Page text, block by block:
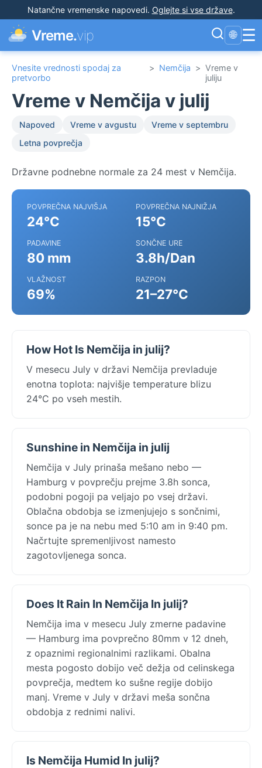
Natančne vremenske napovedi. Oglejte si vse države.
Vreme.vip 🌐 ☰
Vnesite vrednosti spodaj za
pretvorbo
> Nemčija > Vreme v
juliju
Vreme v Nemčija v julij
Napoved Vreme v avgustu
Vreme v septembru
Letna povprečja
Državne podnebne normale za 24 mest v Nemčija.
POVPREČNA NAJVIŠJA
24°C
POVPREČNA NAJNIŽJA
15°C
PADAVINE
80 mm
SONČNE URE
3.8h/Dan
VLAŽNOST
69%
RAZPON
21–27°C
How Hot Is Nemčija in julij?
V mesecu July v državi Nemčija prevladuje
enotna toplota: najvišje temperature blizu
24°C po vseh mestih.
Sunshine in Nemčija in julij
Nemčija v July prinaša mešano nebo —
Hamburg v povprečju prejme 3.8h sonca,
podobni pogoji pa veljajo po vsej državi.
Oblačna obdobja se izmenjujejo s sončnimi,
sonce pa je na nebu med 5:10 am in 9:40 pm.
Načrtujte spremenljivost namesto
zagotovljenega sonca.
Does It Rain In Nemčija In julij?
Nemčija ima v mesecu July zmerne padavine
— Hamburg ima povprečno 80mm v 12 dneh,
z opaznimi regionalnimi razlikami. Obalna
mesta pogosto dobijo več dežja od celinskega
povprečja, medtem ko sušne regije dobijo
manj. Vreme v July v državi meša sončna
obdobja z rednimi nalivi.
Is Nemčija Humid In julij?